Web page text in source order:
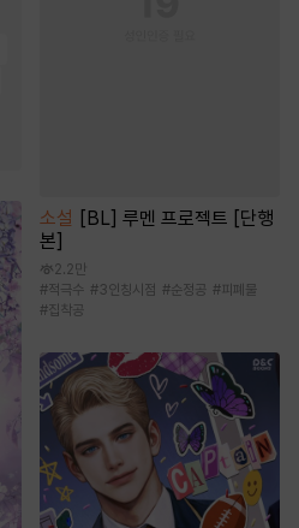
소설 [BL] 루멘 프로젝트 [단행
본]
2.2만
#적극수 #3인칭시점 #순정공 #피폐물
#집착공